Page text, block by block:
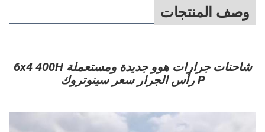
وصف المنتجات
شاحنات جرارات هوو جديدة ومستعملة 6x4 400H
P رأس الجرار سعر سينوتروك